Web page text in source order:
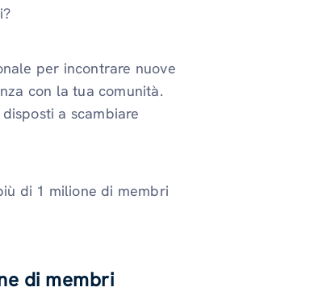
per incontrare nuove
con la tua comunità.
a scambiare
di 1 milione di membri
di membri